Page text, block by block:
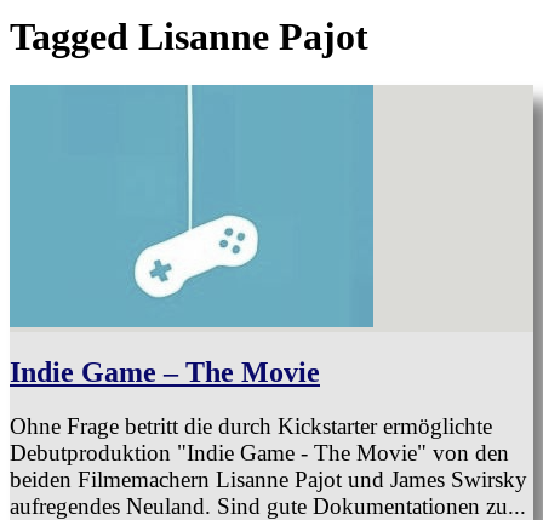
Tagged Lisanne Pajot
Indie Game – The Movie
Ohne Frage betritt die durch Kickstarter ermöglichte
Debutproduktion "Indie Game - The Movie" von den
beiden Filmemachern Lisanne Pajot und James Swirsky
aufregendes Neuland. Sind gute Dokumentationen zu...